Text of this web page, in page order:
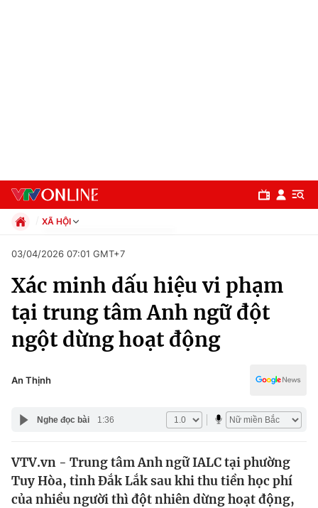
Chuyên mục
Chính trị
Thế giới
XÃ HỘI
Xã hội
Pháp luật
Thể thao
Truyền hình
Văn hóa - Giải trí
Giáo dục
03/04/2026 07:01 GMT+7
Xác minh dấu hiệu vi phạm
tại trung tâm Anh ngữ đột
ngột dừng hoạt động
An Thịnh
Nghe đọc bài 1:36
VTV.vn - Trung tâm Anh ngữ IALC tại phường
Tuy Hòa, tỉnh Đắk Lắk sau khi thu tiền học phí
của nhiều người thì đột nhiên dừng hoạt động,